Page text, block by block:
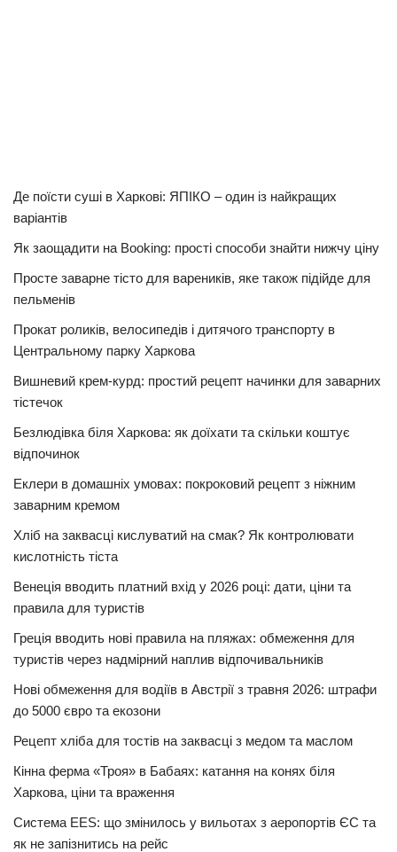
Де поїсти суші в Харкові: ЯПІКО – один із найкращих
варіантів
Як заощадити на Booking: прості способи знайти нижчу ціну
Просте заварне тісто для вареників, яке також підійде для
пельменів
Прокат роликів, велосипедів і дитячого транспорту в
Центральному парку Харкова
Вишневий крем-курд: простий рецепт начинки для заварних
тістечок
Безлюдівка біля Харкова: як доїхати та скільки коштує
відпочинок
Еклери в домашніх умовах: покроковий рецепт з ніжним
заварним кремом
Хліб на заквасці кислуватий на смак? Як контролювати
кислотність тіста
Венеція вводить платний вхід у 2026 році: дати, ціни та
правила для туристів
Греція вводить нові правила на пляжах: обмеження для
туристів через надмірний наплив відпочивальників
Нові обмеження для водіїв в Австрії з травня 2026: штрафи
до 5000 євро та екозони
Рецепт хліба для тостів на заквасці з медом та маслом
Кінна ферма «Троя» в Бабаях: катання на конях біля
Харкова, ціни та враження
Система EES: що змінилось у вильотах з аеропортів ЄС та
як не запізнитись на рейс